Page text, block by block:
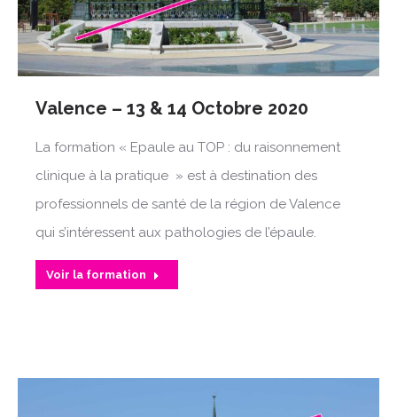
Valence – 13 & 14 Octobre 2020
La formation « Epaule au TOP : du raisonnement
clinique à la pratique » est à destination des
professionnels de santé de la région de Valence
qui s’intéressent aux pathologies de l’épaule.
Voir la formation